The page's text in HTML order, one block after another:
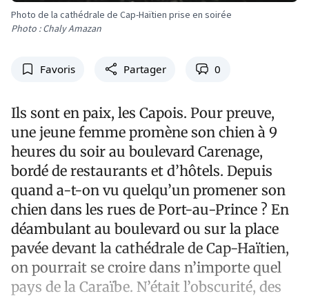
Photo de la cathédrale de Cap-Haïtien prise en soirée
Photo : Chaly Amazan
Favoris Partager 0
Ils sont en paix, les Capois. Pour preuve,
une jeune femme promène son chien à 9
heures du soir au boulevard Carenage,
bordé de restaurants et d’hôtels. Depuis
quand a-t-on vu quelqu’un promener son
chien dans les rues de Port-au-Prince ? En
déambulant au boulevard ou sur la place
pavée devant la cathédrale de Cap-Haïtien,
on pourrait se croire dans n’importe quel
pays de la Caraïbe. N’était l’obscurité, des